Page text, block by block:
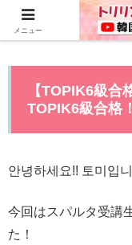
0から全て
【TOPIK6級合
TOPIK6級合格！
안녕하세요!! 토미입
今回はスパルタ受講
た！
メニュー